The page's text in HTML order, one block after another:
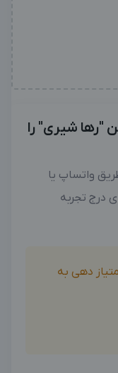
"رها شیری" را
واتساپ یا
درج تجربه
دهی به